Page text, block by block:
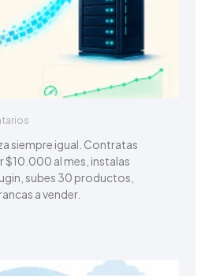
siempre igual. Contratas
al mes, instalas
subes 30 productos,
a vender.